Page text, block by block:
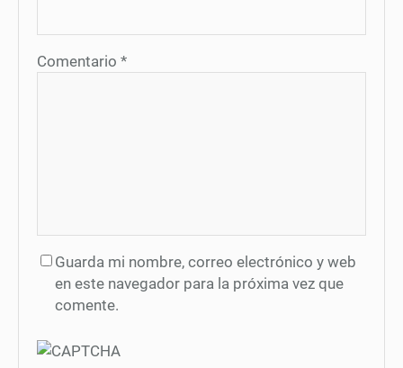
Comentario *
Guarda mi nombre, correo electrónico y web
en este navegador para la próxima vez que
comente.